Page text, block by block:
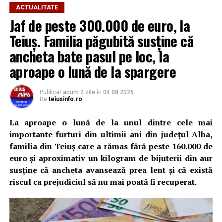
ACTUALITATE
Jaf de peste 300.000 de euro, la
Teiuș. Familia păgubită susține că
ancheta bate pasul pe loc, la
aproape o lună de la spargere
Publicat acum 2 zile în 04.08.2026
De teiusinfo.ro
La aproape o lună de la unul dintre cele mai
importante furturi din ultimii ani din județul Alba,
familia din Teiuș care a rămas fără peste 160.000 de
euro și aproximativ un kilogram de bijuterii din aur
susține că ancheta avansează prea lent și că există
riscul ca prejudiciul să nu mai poată fi recuperat.